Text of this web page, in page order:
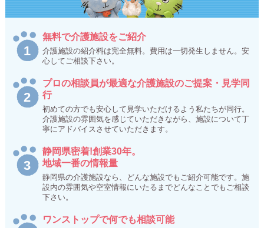
無料で介護施設をご紹介
介護施設の紹介料は完全無料。費用は一切発生しません。安
心してご相談下さい。
プロの相談員が最適な介護施設のご提案・見学同
行
初めての方でも安心して見学いただけるよう私たちが同行。
介護施設の雰囲気を感じていただきながら、施設について丁
寧にアドバイスさせていただきます。
静岡県密着!創業30年。
地域一番の情報量
静岡県の介護施設なら、どんな施設でもご紹介可能です。施
設内の雰囲気や空室情報にいたるまでどんなことでもご相談
下さい。
ワンストップで何でも相談可能